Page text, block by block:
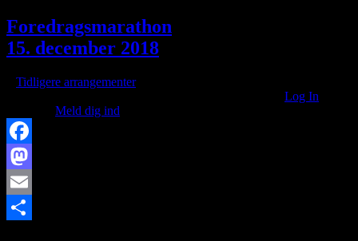
Foredragsmarathon
15. december 2018
Tidligere arrangementer
Log In
Meld dig ind
Facebook
Mastodon
Email